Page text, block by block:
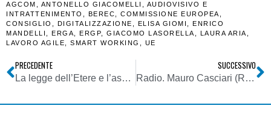
AGCOM ANTONELLO GIACOMELLI
AUDIOVISIVO E
INTRATTENIMENTO
BEREC COMMISSIONE EUROPEA
CONSIGLIO
DIGITALIZZAZIONE ELISA GIOMI
ENRICO
MANDELLI
ERGA ERGP GIACOMO LASORELLA LAURA ARIA
LAVORO AGILE
SMART WORKING UE
PRECEDENTE
La legge dell’Etere e l’assenza di quella del Web
SUCCESSIVO
Radio. Mauro Casciari (Radio2): Radio ostaggio dei social, ma sopravvivrà se resterà umana. I podcast? Una bolla. Smart speaker e aggregatori sono necessità